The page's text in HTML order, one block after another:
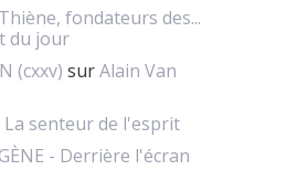
fondateurs des...
du jour
(cxxv) surAlain Van
La senteur de l'esprit
- Derrière l'écran